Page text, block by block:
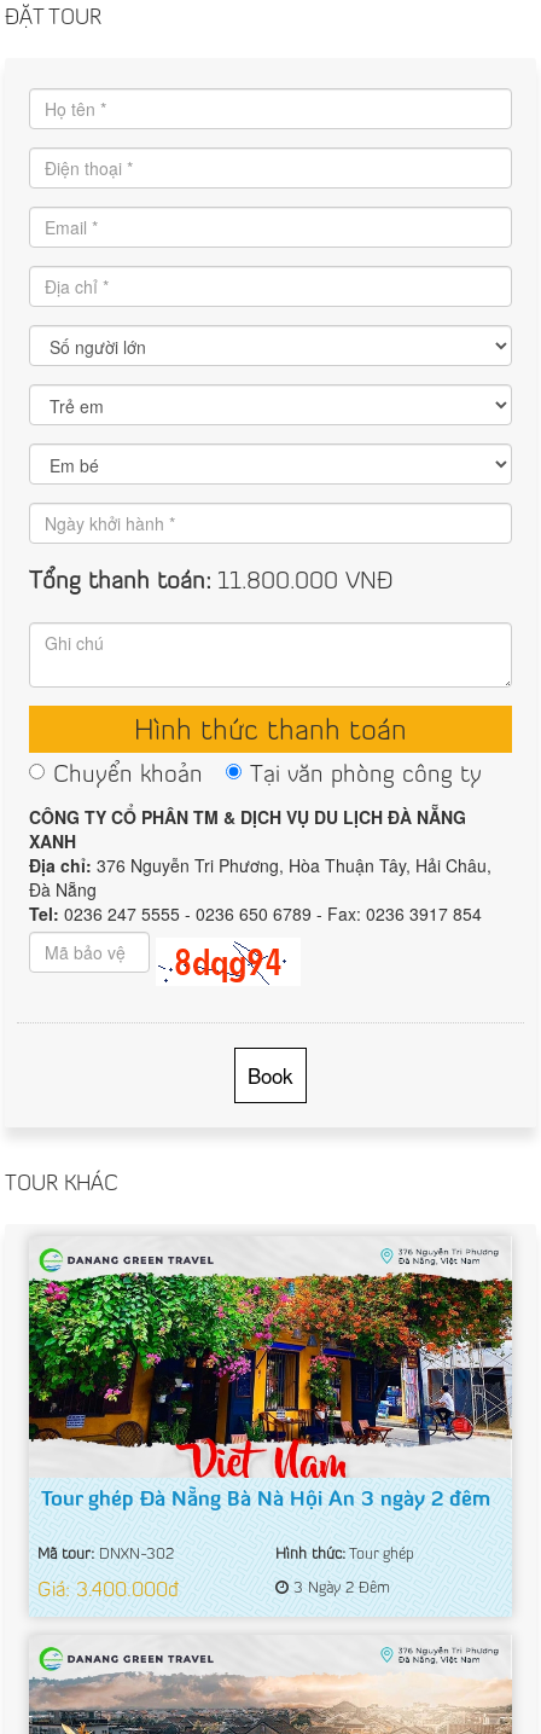
ĐẶT TOUR
Tổng thanh toán: 11.800.000VNĐ
Hình thức thanh toán
Chuyển khoản
Tại văn phòng công ty
CÔNG TY CỔ PHÂN TM & DỊCH VỤ DU LỊCH ĐÀ NẴNG
XANH
Địa chỉ: 376 Nguyễn Tri Phương, Hòa Thuận Tây, Hải Châu,
Đà Nẵng
Tel: 0236 247 5555 - 0236 650 6789 - Fax: 0236 3917 854
Book
TOUR KHÁC
Tour ghép Đà Nẵng Bà Nà Hội An 3 ngày 2 đêm
Mã tour: DNXN-302 Hình thức:Tour ghép
Giá: 3.400.000đ 3 Ngày 2 Đêm